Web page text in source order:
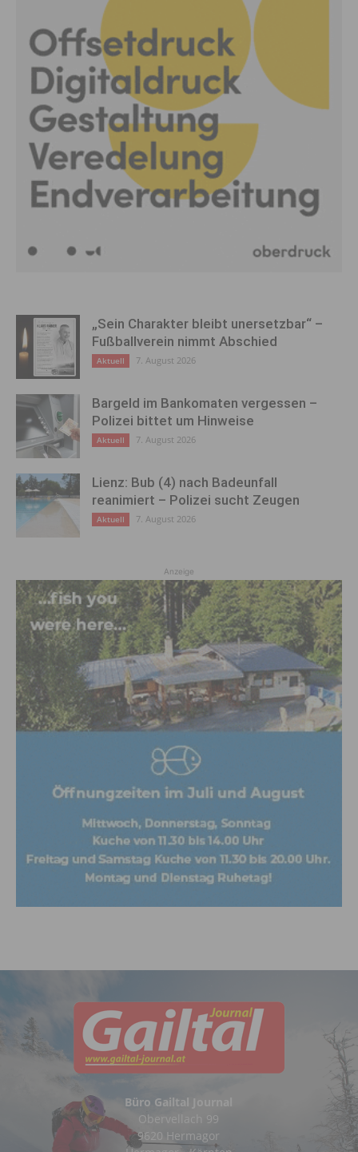
„Sein Charakter bleibt unersetzbar“ –
Fußballverein nimmt Abschied
Aktuell 7. August 2026
Bargeld im Bankomaten vergessen –
Polizei bittet um Hinweise
Aktuell 7. August 2026
Lienz: Bub (4) nach Badeunfall
reanimiert – Polizei sucht Zeugen
Aktuell 7. August 2026
Anzeige
Büro Gailtal Journal
Obervellach 99
9620 Hermagor